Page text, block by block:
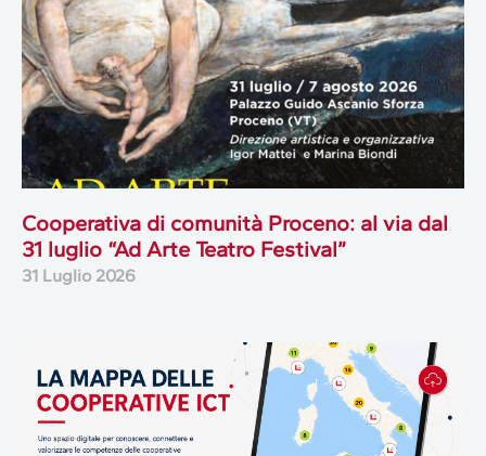
Cooperativa di comunità Proceno: al via dal
31 luglio “Ad Arte Teatro Festival”
31 Luglio 2026